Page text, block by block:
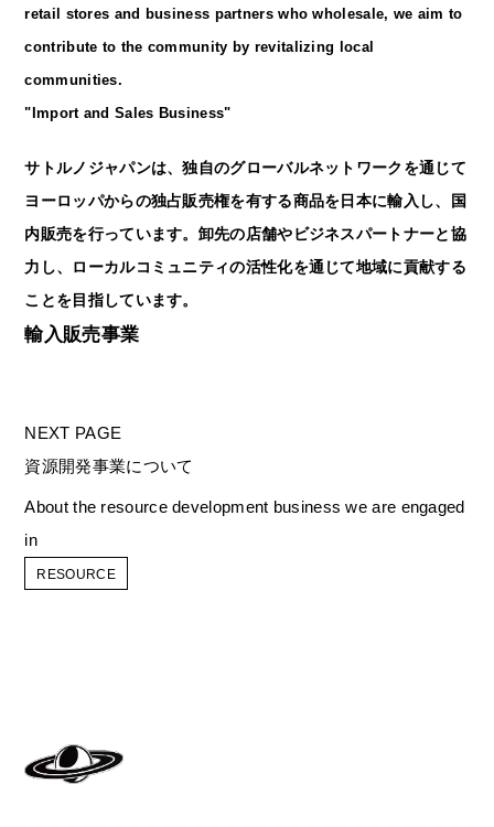
輸入販売事業
サトルノジャパンは、独自のグローバルネットワークを通じて
ヨーロッパからの独占販売権を有する商品を日本に輸入し、国
内販売を行っています。卸先の店舗やビジネスパートナーと協
力し、ローカルコミュニティの活性化を通じて地域に貢献する
ことを目指しています。
"Import and Sales Business"
retail stores and business partners who wholesale, we aim to
contribute to the community by revitalizing local
communities.
NEXT PAGE
資源開発事業について
About the resource development business we are engaged
in
RESOURCE